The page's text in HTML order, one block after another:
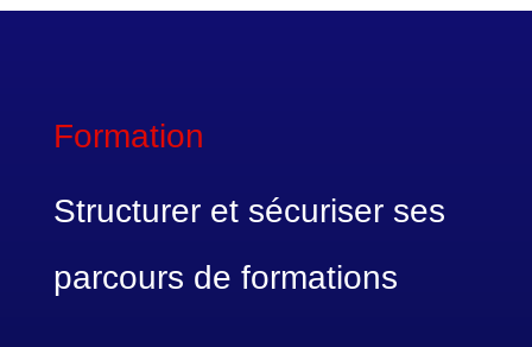
Formation
Structurer et sécuriser ses
parcours de formations